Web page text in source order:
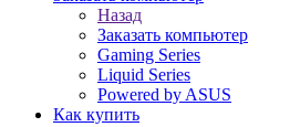
Назад
Заказать компьютер
Gaming Series
Liquid Series
Powered by ASUS
Как купить